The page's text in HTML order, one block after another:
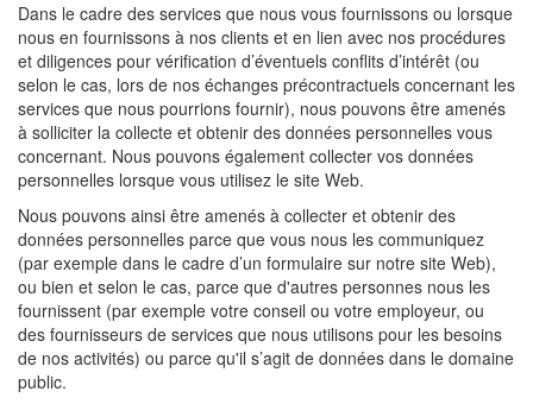
Dans le cadre des services que nous vous fournissons ou lorsque
nous en fournissons à nos clients et en lien avec nos procédures
et diligences pour vérification d’éventuels conflits d’intérêt (ou
selon le cas, lors de nos échanges précontractuels concernant les
services que nous pourrions fournir), nous pouvons être amenés
à solliciter la collecte et obtenir des données personnelles vous
concernant. Nous pouvons également collecter vos données
personnelles lorsque vous utilisez le site Web.
Nous pouvons ainsi être amenés à collecter et obtenir des
données personnelles parce que vous nous les communiquez
(par exemple dans le cadre d’un formulaire sur notre site Web),
ou bien et selon le cas, parce que d'autres personnes nous les
fournissent (par exemple votre conseil ou votre employeur, ou
des fournisseurs de services que nous utilisons pour les besoins
de nos activités) ou parce qu'il s’agit de données dans le domaine
public.